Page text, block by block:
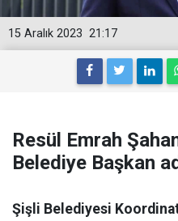
21:17
15 Aralık 2023
Resül Emrah
Belediye Başkan
Şişli Belediyesi